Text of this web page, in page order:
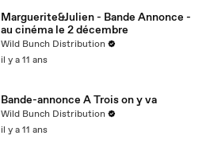
Marguerite&Julien - Bande Annonce -
au cinéma le 2 décembre
Wild Bunch Distribution
il y a 11 ans
Bande-annonce A Trois on y va
Wild Bunch Distribution
il y a 11 ans